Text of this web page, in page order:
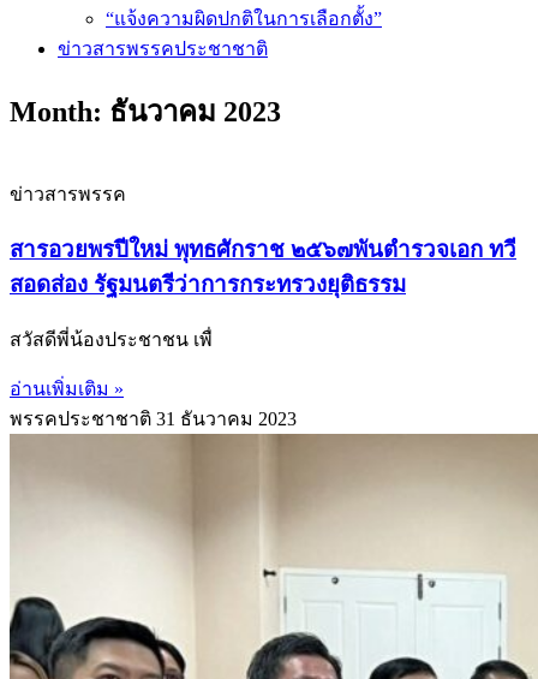
“แจ้งความผิดปกติในการเลือกตั้ง”
ข่าวสารพรรคประชาชาติ
Month: ธันวาคม 2023
ข่าวสารพรรค
สารอวยพรปีใหม่ พุทธศักราช ๒๕๖๗พันตำรวจเอก ทวี
สอดส่อง รัฐมนตรีว่าการกระทรวงยุติธรรม
สวัสดีพี่น้องประชาชน เพื่
อ่านเพิ่มเติม »
พรรคประชาชาติ 31 ธันวาคม 2023